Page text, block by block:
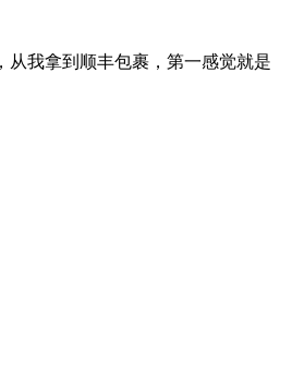
从我拿到顺丰包裹，第一感觉就是